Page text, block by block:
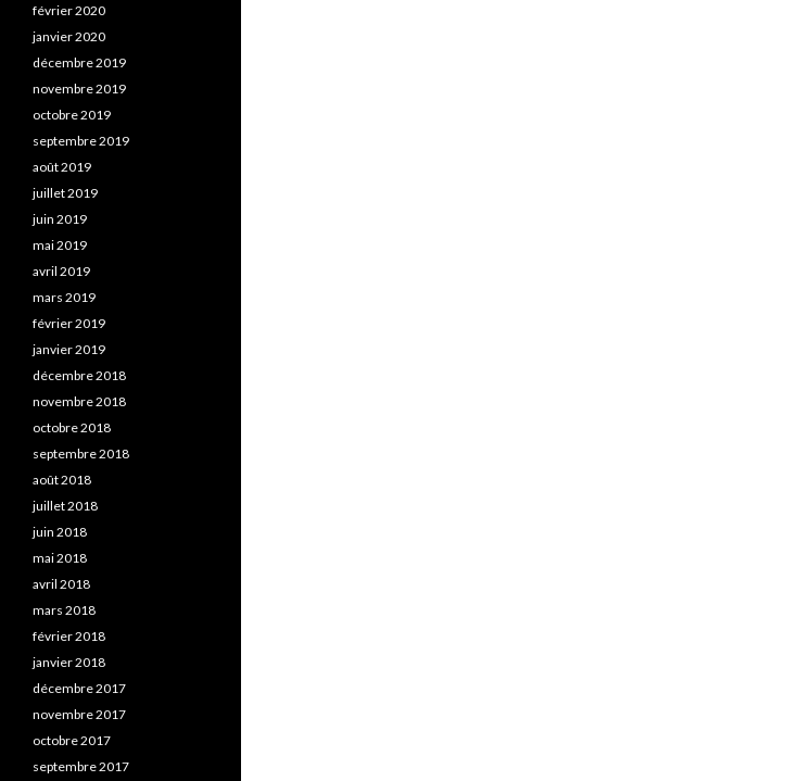
février 2020
janvier 2020
décembre 2019
novembre 2019
octobre 2019
septembre 2019
août 2019
juillet 2019
juin 2019
mai 2019
avril 2019
mars 2019
février 2019
janvier 2019
décembre 2018
novembre 2018
octobre 2018
septembre 2018
août 2018
juillet 2018
juin 2018
mai 2018
avril 2018
mars 2018
février 2018
janvier 2018
décembre 2017
novembre 2017
octobre 2017
septembre 2017